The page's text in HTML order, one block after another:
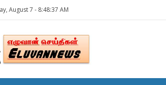
August 7 - 8:48:37 AM